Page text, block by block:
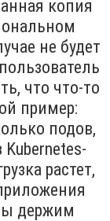
копия
не будет
что что-то
пример:
подов,
Kubernetes-
растет,
держим